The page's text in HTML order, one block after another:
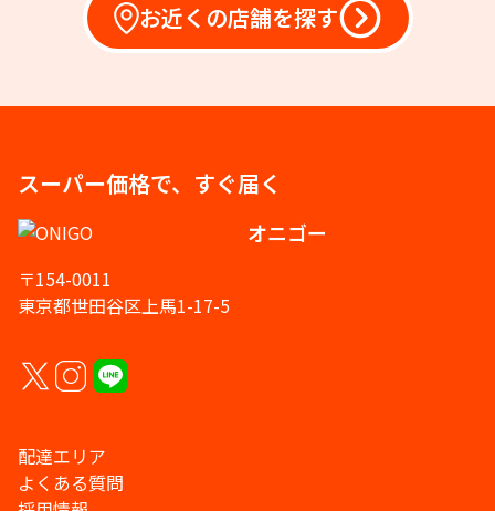
お近くの店舗を探す
スーパー価格で、すぐ届く
オニゴー
〒154-0011
東京都世田谷区上馬1-17-5
配達エリア
よくある質問